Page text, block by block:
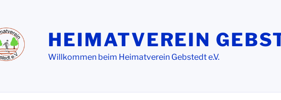
HEIMATVEREIN
Willkommen beim Heimatverein Gebstedt e.V.